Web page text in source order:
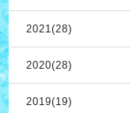
2021(28)
2020(28)
2019(19)